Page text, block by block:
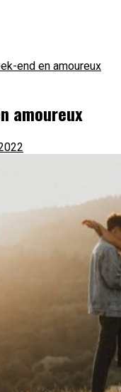
end en amoureux
amoureux